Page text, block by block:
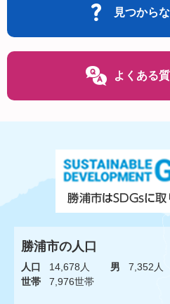
見つから
よくある
勝浦市の人口
人口 14,678人 男 7,352人
世帯
7,976世帯